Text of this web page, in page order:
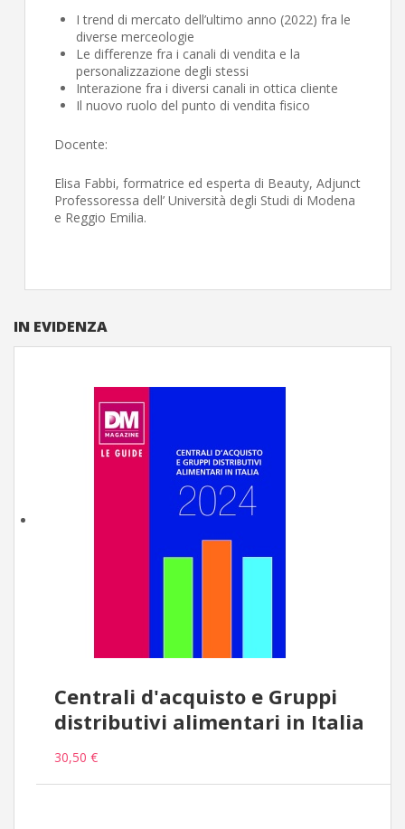
IN EVIDENZA
Centrali d'acquisto e Gruppi
distributivi alimentari in Italia
30,50 €
I trend di mercato dell’ultimo anno (2022) fra le
diverse merceologie
Le differenze fra i canali di vendita e la
personalizzazione degli stessi
Interazione fra i diversi canali in ottica cliente
Il nuovo ruolo del punto di vendita fisico
Docente:
Elisa Fabbi, formatrice ed esperta di Beauty, Adjunct
Professoressa dell’ Università degli Studi di Modena
e Reggio Emilia.